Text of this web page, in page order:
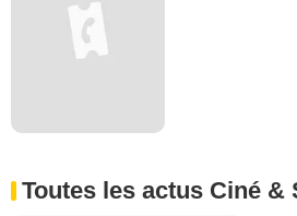
Toutes les actus Ciné &